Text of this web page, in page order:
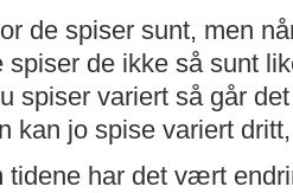
de spiser sunt, men
de ikke så sunt
spiser variert så går
kan jo spise variert
tidene har det vært